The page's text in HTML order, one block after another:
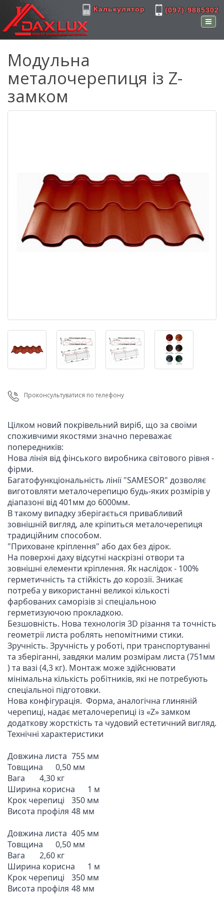
(097)-9885302
Калькулятор
Модульна
металочерепиця із Z-
замком
Проконсультуватися по телефону
Цілком новий покрівельний виріб, що за своїми
споживчими якостями значно переважає
попередників:
Нова лінія від фінського виробника світового рівня -
фірми.
Багатофункціональність лінії "SAMESOR" дозволяє
виготовляти металочерепицю будь-яких розмірів у
діапазоні від 401мм до 6000мм.
В такому випадку зберігається привабливий
зовнішній вигляд, але кріпиться металочерепиця
традиційним способом.
"Приховане кріплення" або дах без дірок.
На поверхні даху відсутні наскрізні отвори та
зовнішні елементи кріплення. Як наслідок - 100%
герметичність та стійкість до корозії. Зникає
потреба у використанні великої кількості
фарбованих саморізів зі спеціальною
герметизуючою прокладкою.
Безшовність. Нова технологія 3D різання та точність
геометрії листа роблять непомітними стики.
Зручність. Зручність у роботі, при транспортуванні
та зберіганні, завдяки малим розмірам листа (751мм
) та вазі (4,3 кг). Монтаж може здійснювати
мінімальна кількість робітників, які не потребують
спеціальної підготовки.
Нова конфігурація.  Форма, аналогічна глиняній
черепиці, надає металочерепиці із «Z» замком
додаткову жорсткість та чудовий естетичний вигляд.
Технічні характеристики
Довжина листа	755 мм
Товщина	0,50 мм
Вага	4,30 кг
Ширина корисна	1 м
Крок черепиці	350 мм
Висота профіля	48 мм
Довжина листа	405 мм
Товщина	0,50 мм
Вага	2,60 кг
Ширина корисна	1 м
Крок черепиці	350 мм
Висота профіля	48 мм